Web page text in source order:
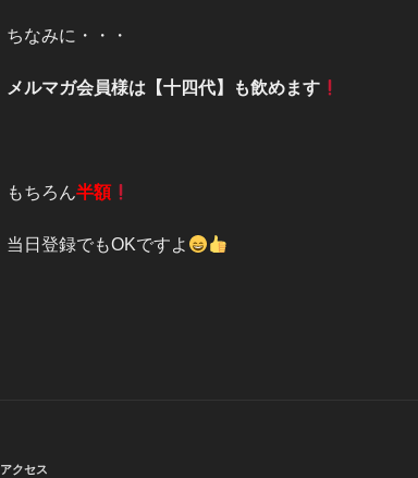
ちなみに・・・
メルマガ会員様は【十四代】も飲めます
もちろん半額
当日登録でもOKですよ
アクセス